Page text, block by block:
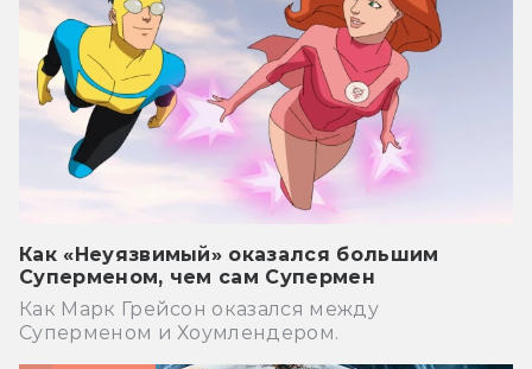
Как «Неуязвимый» оказался большим
Суперменом, чем сам Супермен
Как Марк Грейсон оказался между
Суперменом и Хоумлендером.